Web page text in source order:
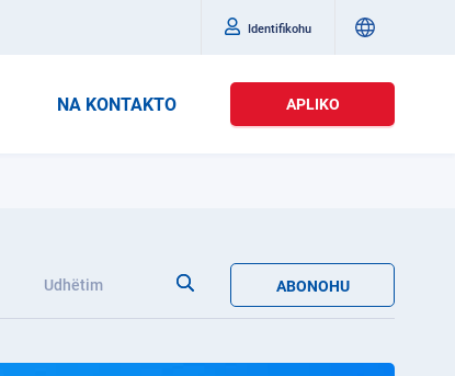
Identifikohu
NA KONTAKTO APLIKO
Udhëtim ABONOHU